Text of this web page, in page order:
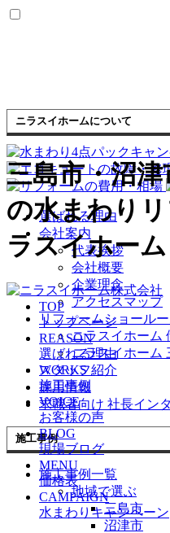
三島市・沼
の水まわり
ラスイホーム
TOP
トップページ
REASON
選ばれる理由
WORKS
施工事例
VOICE
お客様の声
BLOG
現場ブログ
MENU
価格表
CAMPAIGN
水まわりキャンペーン
ニラスイホームについて
選ばれる理由
会社案内
代表挨拶
会社概要
企業理念
アクセスマップ
リフォームショール
ニラスイホーム
ニラスイホーム
スタッフ紹介
採用情報
求職者向け 社長イン
施工事例
施工事例一覧
地域で選ぶ
三島市
沼津市